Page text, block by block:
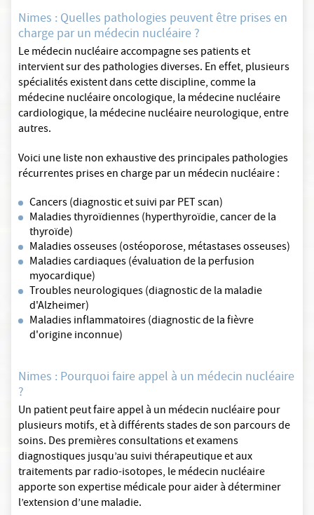
Nimes : Quelles pathologies peuvent être prises en
charge par un médecin nucléaire ?
Le médecin nucléaire accompagne ses patients et
intervient sur des pathologies diverses. En effet, plusieurs
spécialités existent dans cette discipline, comme la
médecine nucléaire oncologique, la médecine nucléaire
cardiologique, la médecine nucléaire neurologique, entre
autres.
Voici une liste non exhaustive des principales pathologies
récurrentes prises en charge par un médecin nucléaire :
Cancers (diagnostic et suivi par PET scan)
Maladies thyroïdiennes (hyperthyroïdie, cancer de la
thyroïde)
Maladies osseuses (ostéoporose, métastases osseuses)
Maladies cardiaques (évaluation de la perfusion
myocardique)
Troubles neurologiques (diagnostic de la maladie
d'Alzheimer)
Maladies inflammatoires (diagnostic de la fièvre
d'origine inconnue)
Nimes : Pourquoi faire appel à un médecin nucléaire
?
Un patient peut faire appel à un médecin nucléaire pour
plusieurs motifs, et à différents stades de son parcours de
soins. Des premières consultations et examens
diagnostiques jusqu’au suivi thérapeutique et aux
traitements par radio-isotopes, le médecin nucléaire
apporte son expertise médicale pour aider à déterminer
l’extension d’une maladie.